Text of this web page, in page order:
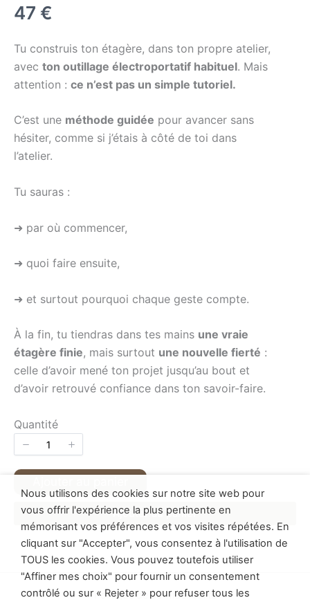
Maintenant
47 €
Tu construis ton étagère, dans ton propre atelier,
avec ton outillage électroportatif habituel. Mais
attention : ce n’est pas un simple tutoriel.
C’est une méthode guidée pour avancer sans
hésiter, comme si j’étais à côté de toi dans
l’atelier.
Tu sauras :
➜ par où commencer,
➜ quoi faire ensuite,
➜ et surtout pourquoi chaque geste compte.
À la fin, tu tiendras dans tes mains une vraie
étagère finie, mais surtout une nouvelle fierté :
celle d’avoir mené ton projet jusqu’au bout et
d’avoir retrouvé confiance dans ton savoir-faire.
Quantité
Ajouter au panier
Politique de confidentialité
Nous utilisons des cookies sur notre site web pour
vous offrir l'expérience la plus pertinente en
mémorisant vos préférences et vos visites répétées. En
cliquant sur "Accepter", vous consentez à l'utilisation de
TOUS les cookies. Vous pouvez toutefois utiliser
"Affiner mes choix" pour fournir un consentement
contrôlé ou sur « Rejeter » pour refuser tous les